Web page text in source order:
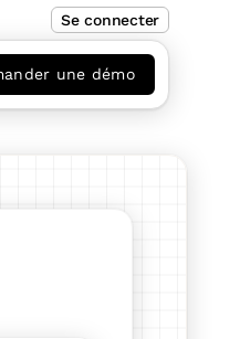
Se connecter
une démo